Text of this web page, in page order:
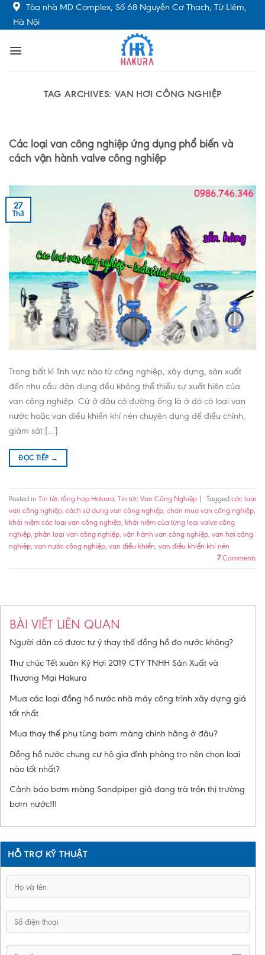
Skip
Tòa nhà MD Complex, Số 68 Nguyễn Cơ Thạch, Từ Liêm,
Hà Nội
TAG ARCHIVES: VAN HƠI CÔNG NGHIỆP
Các loại van công nghiệp ứng dụng phổ biến và
cách vận hành valve công nghiệp
27
Th3
Trong bất kì lĩnh vực nào từ công nghiệp, xây dựng, sản xuất
đến nhu cầu dân dụng đều không thể thiếu sự xuất hiện của
van công nghiệp. Cứ ở đâu có đường ống là ở đó có loại van
nước hoặc van điều khiển khí nén chuyên dụng để điều chỉnh,
giám sát […]
ĐỌC TIẾP →
Posted in Tin tức tổng hợp Hakura, Tin tức Van Công Nghiệp Tagged các loại
van công nghiệp, cách sử dụng van công nghiệp, chọn mua van công nghiệp,
khái niệm các loại van công nghiệp, khái niệm của từng loại valve công
nghiệp, phân loại van công nghiệp, vận hành van công nghiệp, van hơi công
nghiệp, van nước công nghiệp, van điều khiển, van điều khiển khí nén
7Comments
BÀI VIẾT LIÊN QUAN
Người dân có được tự ý thay thế đồng hồ đo nước không?
Thư chúc Tết xuân Kỷ Hợi 2019 CTY TNHH Sản Xuất và
Thương Mại Hakura
Mua các loại đồng hồ nước nhà máy công trình xây dựng giá
tốt nhất
Mua thay thế phụ tùng bơm màng chính hãng ở đâu?
Đồng hồ nước chung cư hộ gia đình phòng trọ nên chọn loại
nào tốt nhất?
Cảnh báo bơm màng Sandpiper giả đang trà trộn thị trường
bơm nước!!!
HỖ TRỢ KỸ THUẬT